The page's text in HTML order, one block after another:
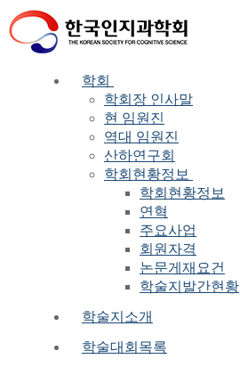
Skip
to
content
Menu
Close
학회
학회장 인사말
현 임원진
역대 임원진
산하연구회
학회현황정보
학회현황정보
연혁
주요사업
회원자격
논문게재요건
학술지발간현황
학술지소개
학술대회목록